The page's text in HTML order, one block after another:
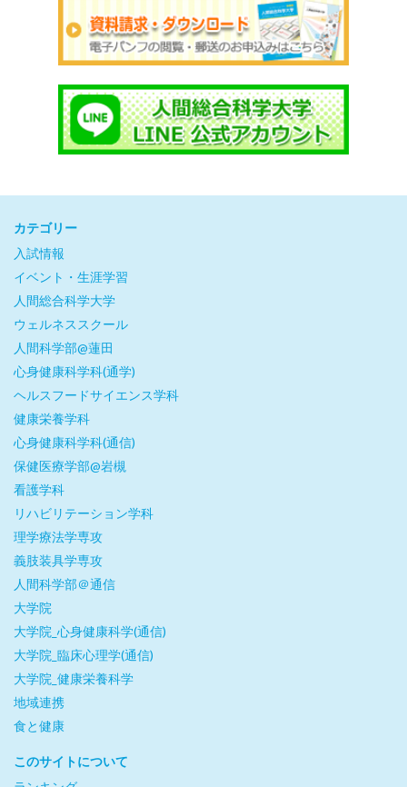
カテゴリー
入試情報
イベント・生涯学習
人間総合科学大学
ウェルネススクール
人間科学部@蓮田
心身健康科学科(通学)
ヘルスフードサイエンス学科
健康栄養学科
心身健康科学科(通信)
保健医療学部@岩槻
看護学科
リハビリテーション学科
理学療法学専攻
義肢装具学専攻
人間科学部＠通信
大学院
大学院_心身健康科学(通信)
大学院_臨床心理学(通信)
大学院_健康栄養科学
地域連携
食と健康
このサイトについて